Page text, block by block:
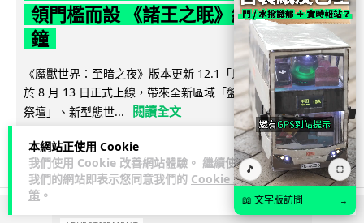
本網站正使用 Cookie
我們使用 Cookie 改善網站體驗。 繼續使用
我們的網站即表示您同意我們的 Cookie 政
策 。
領門檻而設 《諸王之眠》縮短約 10 分
鐘
《魔獸世界：至暗之夜》版本更新 12.1「烏拉特克的詛咒」將
於 8 月 13 日正式上線，帶來全新區域「盤蛇島」、地城「毒牙
祭壇」、新型態世...
閱讀全文
116 分享
🎵 ⛶
📖 文字版訪問 →